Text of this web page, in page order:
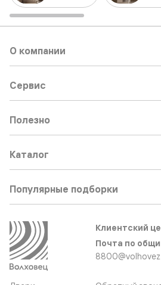
О компании
Сервис
Полезно
Каталог
Популярные подборки
Клиентский
Почта по